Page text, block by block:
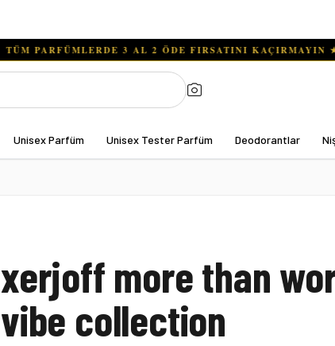
Unisex Parfüm Unisex Tester Parfüm Deodorantlar
xerjoff more than
vibe collection